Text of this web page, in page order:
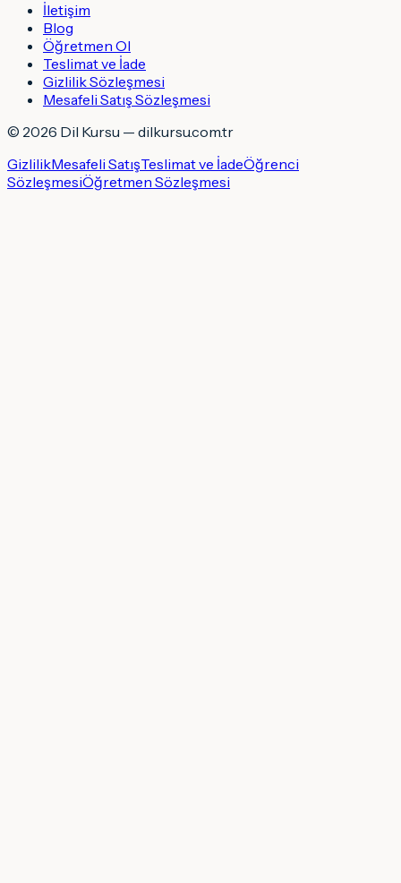
İletişim
Blog
Öğretmen Ol
Teslimat ve İade
Gizlilik Sözleşmesi
Mesafeli Satış Sözleşmesi
© 2026 Dil Kursu — dilkursu.com.tr
GizlilikMesafeli SatışTeslimat ve İadeÖğrenci
SözleşmesiÖğretmen Sözleşmesi